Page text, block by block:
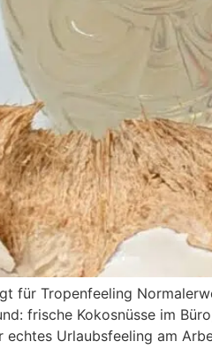
für Tropenfeeling
frische Kokosnüsse im
Urlaubsfeeling am